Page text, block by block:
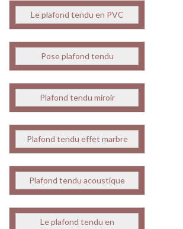
Le plafond tendu en PVC
Pose plafond tendu
Plafond tendu miroir
Plafond tendu effet marbre
Plafond tendu acoustique
Le plafond tendu en